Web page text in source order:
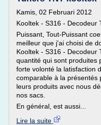
Kamis, 02 Februari 2012
Kooltek - S316 - Decodeur
Puissant, Tout-Puissant
meilleur que j'ai choisi de
Kooltek - S316 - Decodeur
quantité qui sont produites
forte volonté la latisfaction
comparable à la présentés
leurs produits avec nous
nos sacs.
En général, est aussi...
Lire la suite